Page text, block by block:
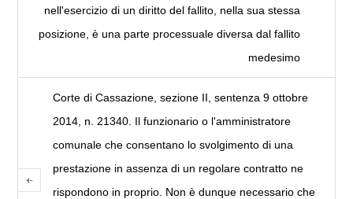
nell'esercizio di un diritto del fallito, nella sua stessa
posizione, è una parte processuale diversa dal fallito
medesimo
Corte di Cassazione, sezione II, sentenza 9 ottobre
2014, n. 21340. Il funzionario o l'amministratore
comunale che consentano lo svolgimento di una
prestazione in assenza di un regolare contratto ne
rispondono in proprio. Non è dunque necessario che